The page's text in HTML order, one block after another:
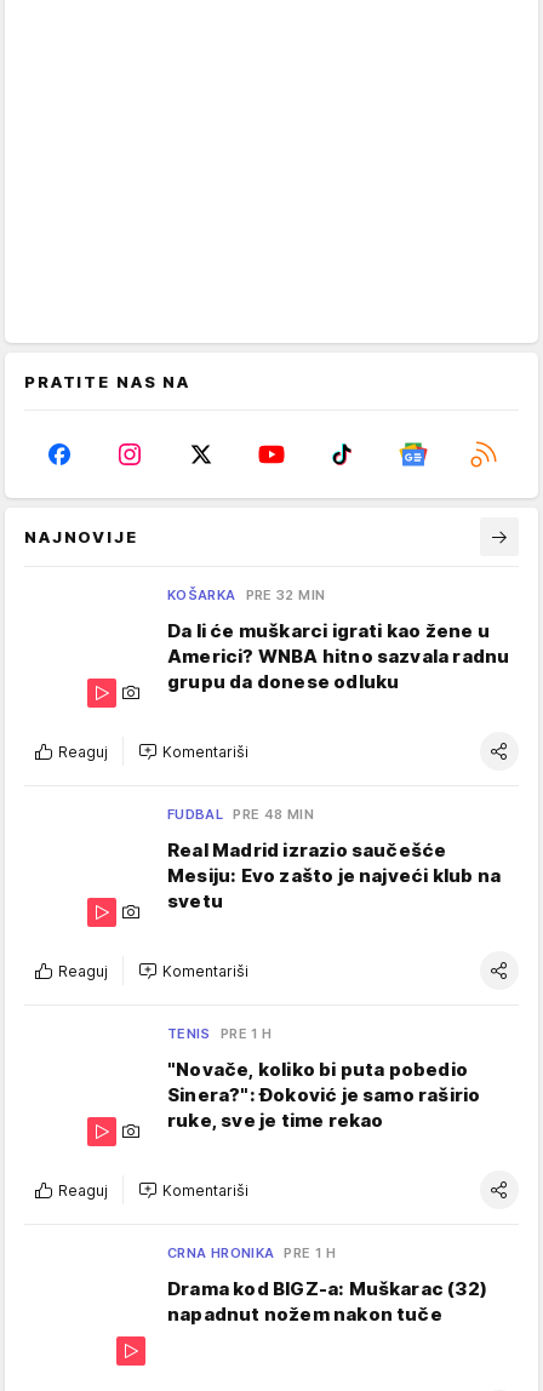
PRATITE NAS NA
NAJNOVIJE
KOŠARKA PRE 32 MIN
Da li će muškarci igrati kao žene u
Americi? WNBA hitno sazvala radnu
grupu da donese odluku
Reaguj Komentariši
FUDBAL PRE 48 MIN
Real Madrid izrazio saučešće
Mesiju: Evo zašto je najveći klub na
svetu
Reaguj Komentariši
TENIS PRE 1 H
"Novače, koliko bi puta pobedio
Sinera?": Đoković je samo raširio
ruke, sve je time rekao
Reaguj Komentariši
CRNA HRONIKA PRE 1 H
Drama kod BIGZ-a: Muškarac (32)
napadnut nožem nakon tuče